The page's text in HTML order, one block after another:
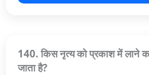
140. किस नृत्य को प्रकाश में लाने
जाता है?